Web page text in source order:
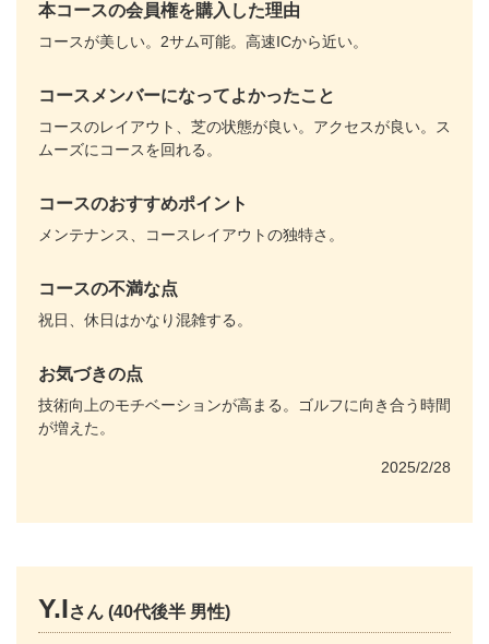
本コースの会員権を購入した理由
コースが美しい。2サム可能。高速ICから近い。
コースメンバーになってよかったこと
コースのレイアウト、芝の状態が良い。アクセスが良い。ス
ムーズにコースを回れる。
コースのおすすめポイント
メンテナンス、コースレイアウトの独特さ。
コースの不満な点
祝日、休日はかなり混雑する。
お気づきの点
技術向上のモチベーションが高まる。ゴルフに向き合う時間
が増えた。
2025/2/28
Y.Iさん (40代後半 男性)